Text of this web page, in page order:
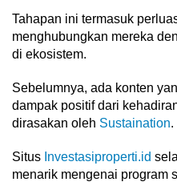
Tahapan ini termasuk
menghubungkan mereka
di ekosistem.
Sebelumnya, ada konten
dampak positif dari
dirasakan oleh Sustaination.
Situs Investasiproperti.id
menarik mengenai program